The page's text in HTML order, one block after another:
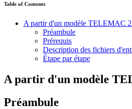
Table of Contents
A partir d'un modèle TELEMAC
Préambule
Prérequis
Description des fichiers
Étape par étape
A partir d'un modèle
Préambule